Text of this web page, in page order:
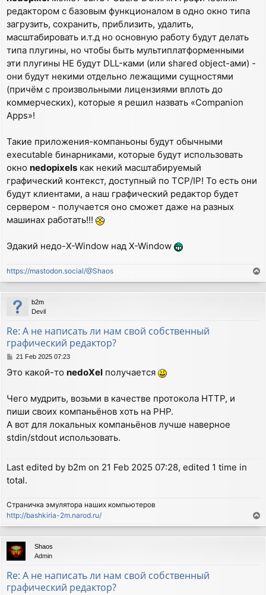
редактором с базовым функционалом в одно окно типа
загрузить, сохранить, приблизить, удалить,
масштабировать и.т.д но основную работу будут делать
типа плугины, но чтобы быть мультиплатформенными
эти плугины НЕ будут DLL-ками (или shared object-ами) -
они будут некими отдельно лежащими сущностями
(причём с произвольными лицензиями вплоть до
коммерческих), которые я решил назвать «Companion
Apps»!
Такие приложения-компаньоны будут обычными
executable бинарниками, которые будут использовать
окно nedopixels как некий масштабируемый
графический контекст, доступный по TCP/IP! То есть они
будут клиентами, а наш графический редактор будет
сервером - получается оно сможет даже на разных
машинах работать!!!
Эдакий недо-X-Window над X-Window
https://mastodon.social/@Shaos
o
p
b2m
Devil
Re: А не написать ли нам свой собственный
графический редактор?
P
s
21 Feb 2025 07:23
Это какой-то nedoXel получается
Чего мудрить, возьми в качестве протокола HTTP, и
пиши своих компаньёнов хоть на PHP.
А вот для локальных компаньёнов лучше наверное
stdin/stdout использовать.
Last edited by b2m on 21 Feb 2025 07:28, edited 1 time in
total.
Страничка эмулятора наших компьютеров
http://bashkiria-2m.narod.ru/
o
p
Shaos
Admin
Re: А не написать ли нам свой собственный
графический редактор?